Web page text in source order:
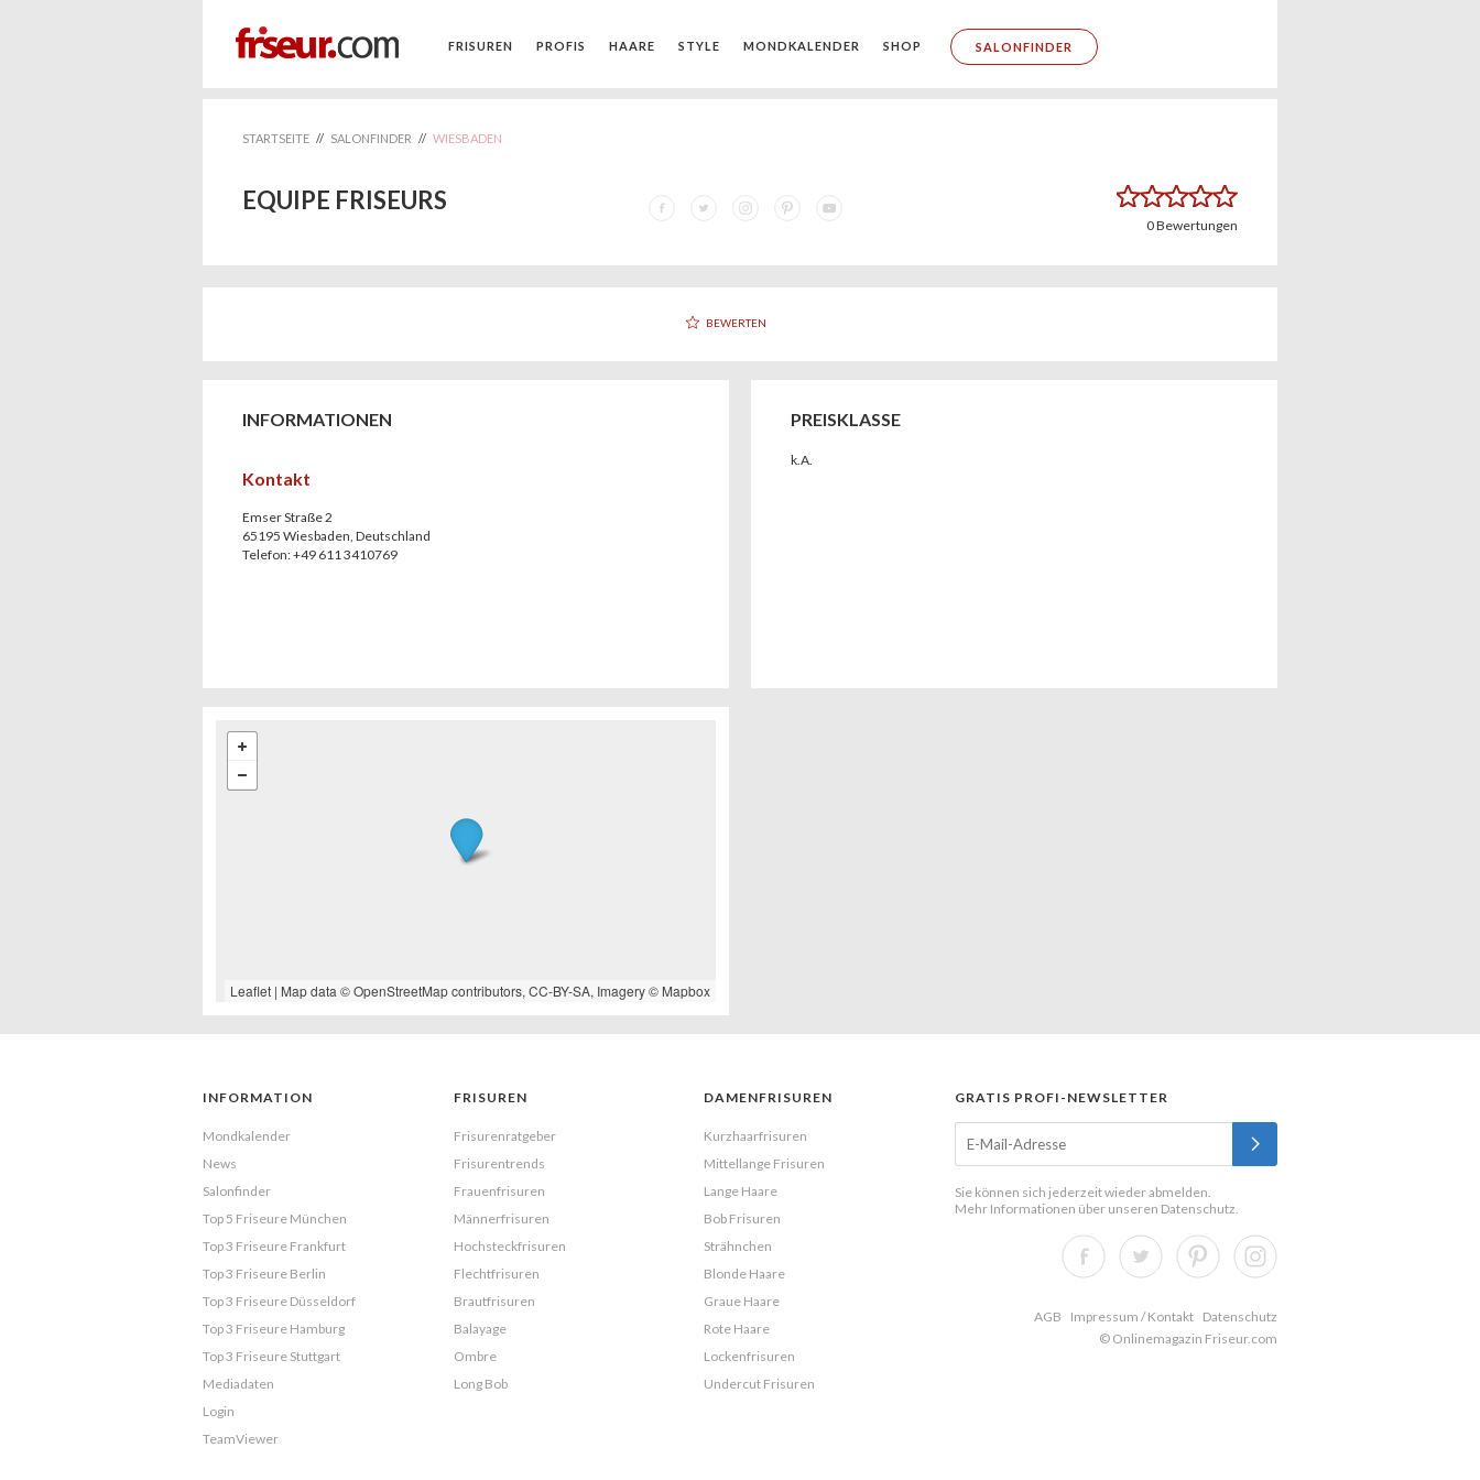
FRISUREN PROFIS HAARE STYLE MONDKALENDER SHOP SALONFINDER
STARTSEITE // SALONFINDER // WIESBADEN
EQUIPE FRISEURS
0Bewertungen
BEWERTEN
INFORMATIONEN
Kontakt
Emser Straße 2
65195 Wiesbaden, Deutschland
Telefon:+49 611 3410769
PREISKLASSE
k.A.
Leaflet| Map data ©OpenStreetMapcontributors, CC-BY-SA, Imagery © Mapbox
INFORMATION
Mondkalender
News
Salonfinder
Top 5 Friseure München
Top 3 Friseure Frankfurt
Top 3 Friseure Berlin
Top 3 Friseure Düsseldorf
Top 3 Friseure Hamburg
Top 3 Friseure Stuttgart
Mediadaten
Login
TeamViewer
FRISUREN
Frisurenratgeber
Frisurentrends
Frauenfrisuren
Männerfrisuren
Hochsteckfrisuren
Flechtfrisuren
Brautfrisuren
Balayage
Ombre
Long Bob
DAMENFRISUREN
Kurzhaarfrisuren
Mittellange Frisuren
Lange Haare
Bob Frisuren
Strähnchen
Blonde Haare
Graue Haare
Rote Haare
Lockenfrisuren
Undercut Frisuren
GRATIS PROFI-NEWSLETTER
Sie können sich jederzeit wieder abmelden.
Mehr Informationen über unseren Datenschutz.
AGB Impressum / Kontakt
Datenschutz
© Onlinemagazin Friseur.com